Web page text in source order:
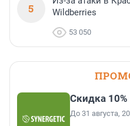
5
Wildberries
53 050
Скидка
До 31 августа,